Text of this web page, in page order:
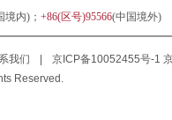
境内)； +86(区号)95566(中国境外)
我们 京ICP备10052455号-1
Reserved.